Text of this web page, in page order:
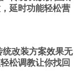
延时功能轻松营
改装方案效果无
松调教让你找回